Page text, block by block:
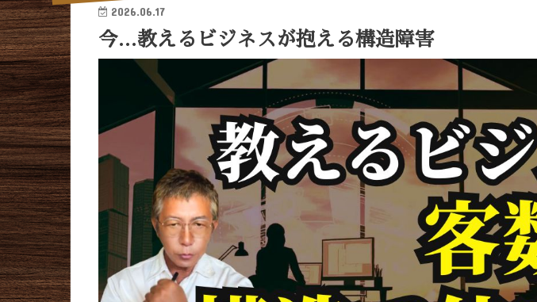
2026.06.17
今…教えるビジネスが抱える構造障害